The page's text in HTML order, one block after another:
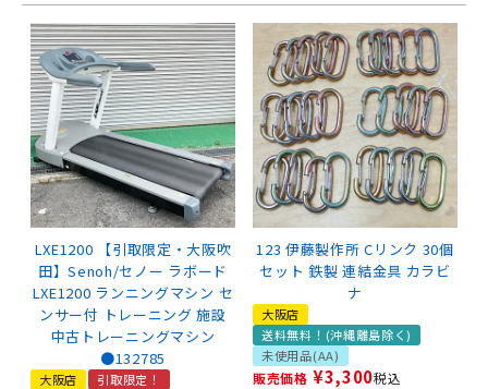
LXE1200 【引取限定・大阪吹
田】Senoh/セノー ラボード
LXE1200 ランニングマシン セ
ンサー付 トレーニング 施設
中古トレーニングマシン
●132785
大阪店
引取限定！
123 伊藤製作所 Cリンク 30個
セット 鉄製 連結金具 カラビ
ナ
大阪店
送料無料！(沖縄離島除く)
未使用品(AA)
販売価格 ¥3,300税込